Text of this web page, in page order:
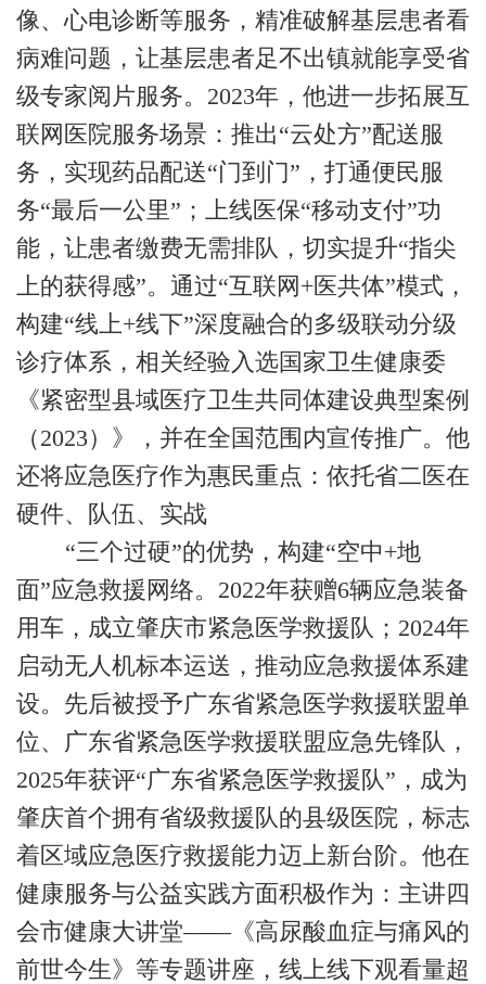
像、心电诊断等服务，精准破解基层患者看
病难问题，让基层患者足不出镇就能享受省
级专家阅片服务。 2023年，他进一步拓展互
联网医院服务场景：推出“云处方”配送服
务，实现药品配送“门到门”，打通便民服
务“最后一公里”；上线医保“移动支付”功
能，让患者缴费无需排队，切实提升“指尖
上的获得感”。通过“互联网 +医共体”模式，
构建“线上+线下”深度融合的多级联动分级
诊疗体系，相关经验入选国家卫生健康委
《紧密型县域医疗卫生共同体建设典型案例
（2023）》，并在全国范围内宣传推广。 他
还将应急医疗作为惠民重点：依托省二医在
硬件、队伍、实战
“三个过硬”的优势，构建“空中+地
面”应急救援网络。 2022年获赠6辆应急装备
用车，成立肇庆市紧急医学救援队； 2024年
启动无人机标本运送，推动应急救援体系建
设。先后被授予广东省紧急医学救援联盟单
位、广东省紧急医学救援联盟应急先锋队，
2025年获评“广东省紧急医学救援队”，成为
肇庆首个拥有省级救援队的县级医院，标志
着区域应急医疗救援能力迈上新台阶。 他在
健康服务与公益实践方面积极作为：主讲四
会市健康大讲堂——《高尿酸血症与痛风的
前世今生》等专题讲座，线上线下观看量超